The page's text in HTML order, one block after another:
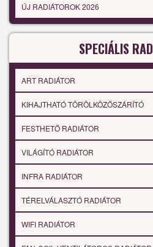
ÚJ RADIÁTOROK 2026
SPECIÁLIS
ART RADIÁTOR
KIHAJTHATÓ TÖRÖLKÖZŐSZÁRÍTÓ
FESTHETŐ RADIÁTOR
VILÁGÍTÓ RADIÁTOR
INFRA RADIÁTOR
TÉRELVÁLASZTÓ RADIÁTOR
WIFI RADIÁTOR